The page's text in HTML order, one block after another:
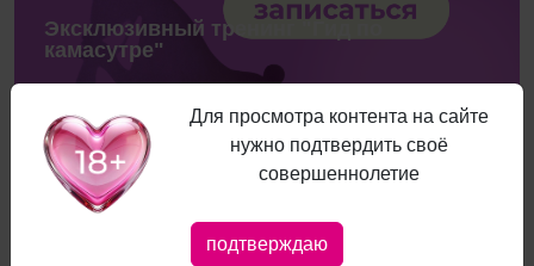
Эксклюзивный тренинг "Гид по
камасутре"
Для просмотра контента на сайте
нужно подтвердить своё
совершеннолетие
подтверждаю